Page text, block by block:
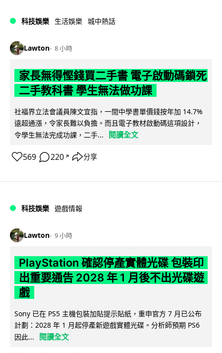
科技娛樂 生活娛樂 城中熱話
Lawton 8 小時
家長無得慳錢買二手書 電子啟動碼鎖死
二手教科書 學生無法做功課
社福界立法會議員陳文宜指，一間中學書單價錢按年加 14.7%
遠超通漲，令家長難以負擔。而且電子教材啟動碼這項設計，
令學生無法完成功課，二手...
閱讀全文
569 220 ↗ 分享
科技娛樂 遊戲情報
Lawton 9 小時
PlayStation 確認停產實體光碟 包裝印
出重要通告 2028 年 1 月後不出光碟遊
戲
Sony 已在 PS5 主機包裝加貼提示貼紙，重申官方 7 月已公布
計劃：2028 年 1 月起停產新遊戲實體光碟。分析師預期 PS6
因此...
閱讀全文